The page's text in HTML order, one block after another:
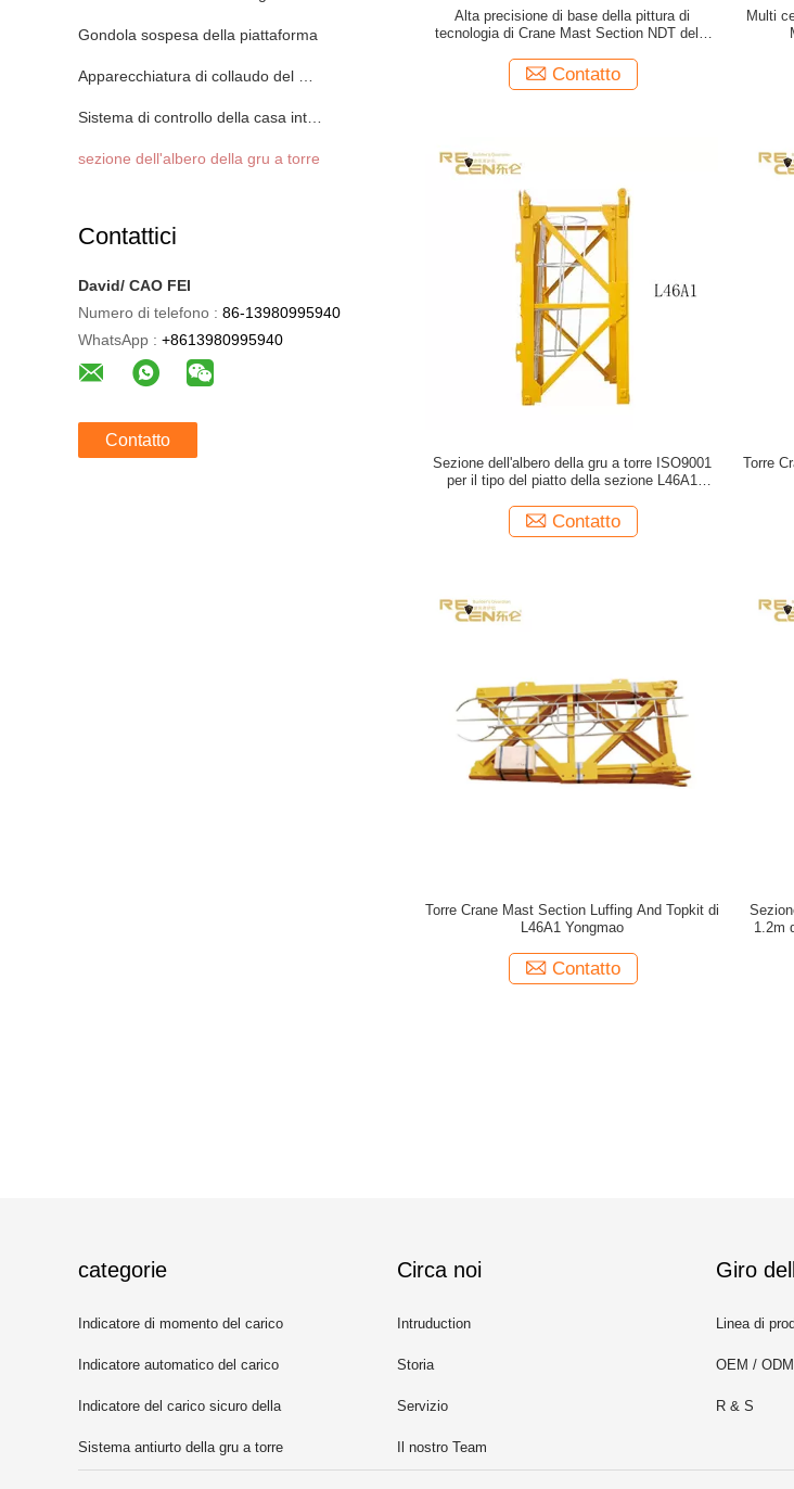
Gondola sospesa della piattaforma
Apparecchiatura di collaudo del materiale da costruzione
Sistema di controllo della casa intelligente
sezione dell'albero della gru a torre
Contattici
David/ CAO FEI
Numero di telefono : 86-13980995940
WhatsApp : +8613980995940
Contatto
Alta precisione di base della pittura di
tecnologia di Crane Mast Section NDT della
Contatto
Multi
Sezione dell'albero della gru a torre ISO9001
per il tipo del piatto della sezione L46A1
Contatto
Torre
Torre Crane Mast Section Luffing And Topkit di
L46A1 Yongmao
Contatto
1.2m
categorie
Indicatore di momento del carico
della gru a torre
Indicatore automatico del carico
sicuro
Indicatore del carico sicuro della
gru
Sistema antiurto della gru a torre
Circa noi
Intruduction
Storia
Servizio
Il nostro Team
Giro
Linea di
OEM / ODM
R & S